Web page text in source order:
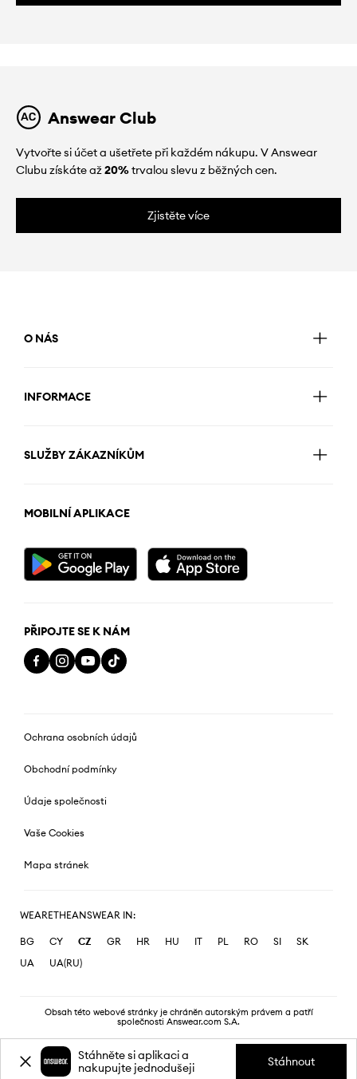
Answear Club
Vytvořte si účet a ušetřete při každém nákupu. V Answear
Clubu získáte až20%trvalou slevu z běžných cen.
Zjistěte více
O NÁS
INFORMACE
SLUŽBY ZÁKAZNÍKŮM
MOBILNÍ APLIKACE
PŘIPOJTE SE K NÁM
Ochrana osobních údajů
Obchodní podmínky
Údaje společnosti
Vaše Cookies
Mapa stránek
WEARETHEANSWEAR IN:
BG CY CZ GR HR HU IT PL RO SI
SK
UA
UA(RU)
Obsah této webové stránky je chráněn autorským právem a patří
společnosti Answear.com S.A.
Stáhněte si aplikaci a
nakupujte jednodušeji
Stáhnout